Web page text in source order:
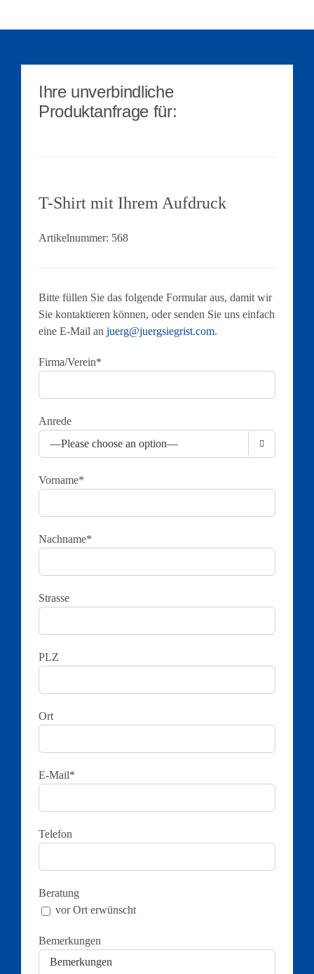
Ihre unverbindliche
Produktanfrage für:
T-Shirt mit Ihrem Aufdruck
Artikelnummer: 568
Bitte füllen Sie das folgende Formular aus, damit wir
Sie kontaktieren können, oder senden Sie uns einfach
eine E-Mail an juerg@juergsiegrist.com.
Firma/Verein*
Anrede

Vorname*
Nachname*
Strasse
PLZ
Ort
E-Mail*
Telefon
Beratung
vor Ort erwünscht
Bemerkungen